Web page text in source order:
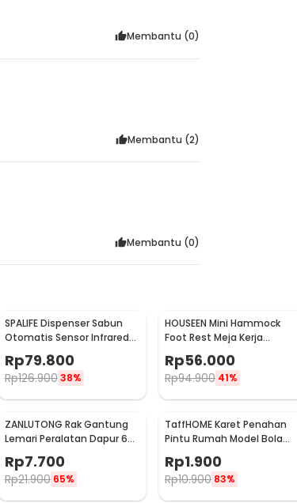
Membantu (0)
Membantu (2)
Membantu (0)
SPALIFE Dispenser Sabun
Otomatis Sensor Infrared
Stainless Steel 250ml -
AD-03
Rp79.800
Rp126.900 38%
HOUSEEN Mini Hammock
Foot Rest Meja Kerja
Ergonomis Sandaran Kaki
Rp56.000
Rp94.900 41%
ZANLUTONG Rak Gantung
Lemari Peralatan Dapur 6
Hook Besi - 2137
Rp7.700
Rp21.900 65%
TaffHOME Karet Penahan
Pintu Rumah Model Bola
Golf - HDS209
Rp1.900
Rp10.900 83%